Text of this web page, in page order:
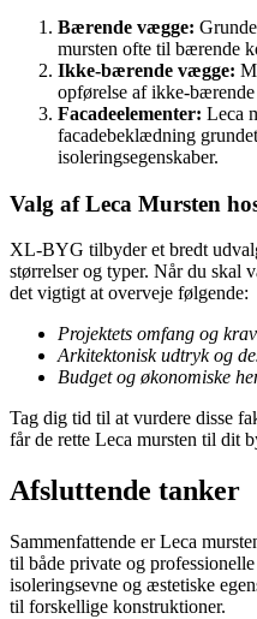
Bærende vægge:
mursten ofte til bærende
Ikke-bærende vægge:
opførelse af ikke-
Facadeelementer: Leca
facadebeklædning
isoleringsegenskaber.
Valg af Leca Mursten
XL-BYG tilbyder et bredt
størrelser og typer. Når du skal
det vigtigt at overveje følgende:
Projektets omfang og
Arkitektonisk udtryk og
Budget og økonomiske
Tag dig tid til at vurdere disse
får de rette Leca mursten til dit
Afsluttende tanker
Sammenfattende er Leca
til både private og
isoleringsevne og æstetiske
til forskellige konstruktioner.